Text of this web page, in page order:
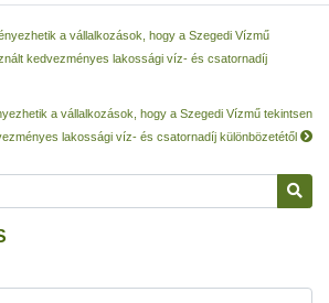
a vállalkozások, hogy a Szegedi Vízmű
kedvezményes lakossági víz- és csatornadíj
a vállalkozások, hogy a Szegedi Vízmű tekintsen
lakossági víz- és csatornadíj különbözetétől